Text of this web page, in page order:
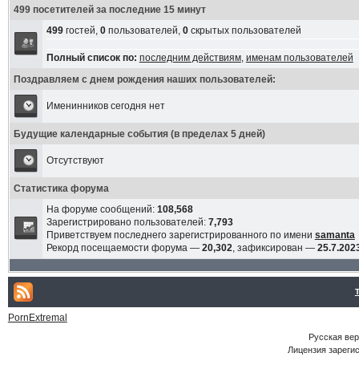
499 посетителей за последние 15 минут
499гостей, 0пользователей, 0скрытых пользователей
Полный список по: последним действиям, именам пользователей
Поздравляем с днем рождения наших пользователей:
Именинников сегодня нет
Будущие календарные события (в пределах 5 дней)
Отсутствуют
Статистика форума
На форуме сообщений: 108,568
Зарегистрировано пользователей: 7,793
Приветствуем последнего зарегистрированного по имени samanta
Рекорд посещаемости форума — 20,302, зафиксирован —
PornExtremal
Русская
Лицензия